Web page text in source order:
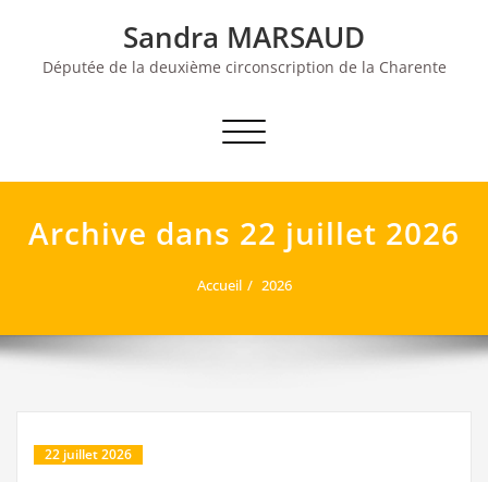
Sandra MARSAUD
Députée de la deuxième circonscription de la Charente
Afficher/masquer la navigation
Archive dans 22 juillet 2026
Accueil 2026
22 juillet 2026